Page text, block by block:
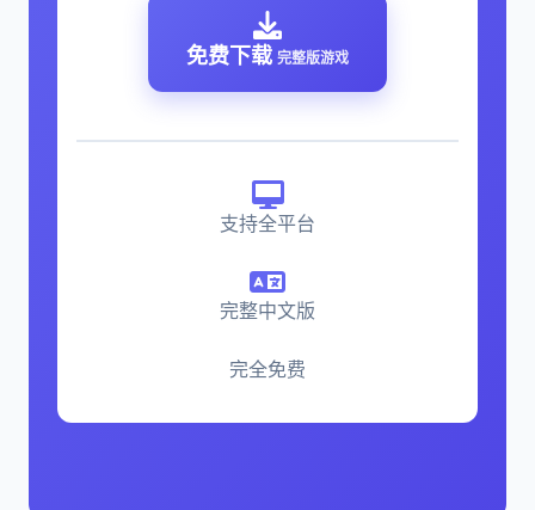
免费下载 完整版游戏
支持全平台
完整中文版
完全免费